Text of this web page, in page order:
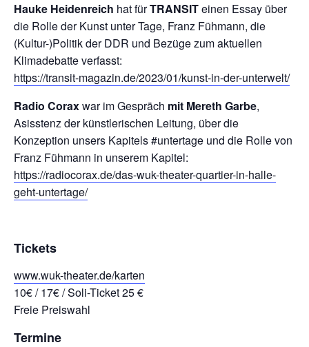
Hauke Heidenreich hat fürTRANSITeinen Essay über
die Rolle der Kunst unter Tage, Franz Fühmann, die
(Kultur-)Politik der DDR und Bezüge zum aktuellen
Klimadebatte verfasst:
https://transit-magazin.de/2023/01/kunst-in-der-unterwelt/
Radio Coraxwar im Gespräch mit Mereth Garbe,
Asisstenz der künstlerischen Leitung, über die
Konzeption unsers Kapitels #untertage und die Rolle von
Franz Fühmann in unserem Kapitel:
https://radiocorax.de/das-wuk-theater-quartier-in-halle-
geht-untertage/
Tickets
www.wuk-theater.de/karten
10€ / 17€ / Soli-Ticket 25 €
Freie Preiswahl
Termine